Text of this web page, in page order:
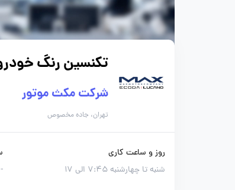
تکنسین رنگ
شرکت مکث موتور
تهران، جاده مخصوص
روز و ساعت کاری
شنبه تا چهارشنبه 7:45 الی 17
-